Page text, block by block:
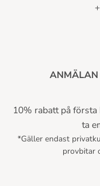
ANMÄLAN
10% rabatt på
ta
*Gäller endast
provbitar